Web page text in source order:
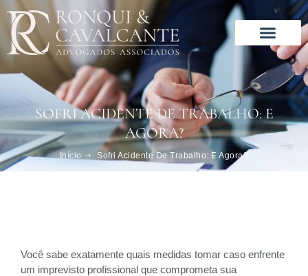
para
conteúdo
SOFRI ACIDENTE DE TRABALHO: E
AGORA?
Início Sofri Acidente De Trabalho: E Agora?
Você sabe exatamente quais medidas tomar caso enfrente
um imprevisto profissional que comprometa sua